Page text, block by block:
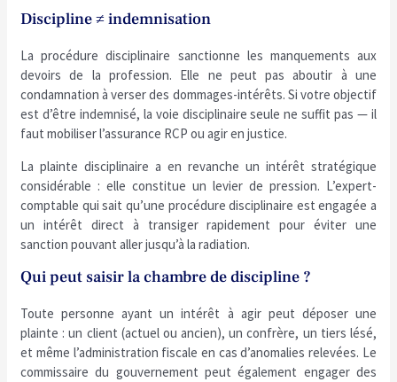
Discipline ≠ indemnisation
La procédure disciplinaire sanctionne les manquements aux
devoirs de la profession. Elle ne peut pas aboutir à une
condamnation à verser des dommages-intérêts. Si votre objectif
est d’être indemnisé, la voie disciplinaire seule ne suffit pas — il
faut mobiliser l’assurance RCP ou agir en justice.
La plainte disciplinaire a en revanche un intérêt stratégique
considérable : elle constitue un levier de pression. L’expert-
comptable qui sait qu’une procédure disciplinaire est engagée a
un intérêt direct à transiger rapidement pour éviter une
sanction pouvant aller jusqu’à la radiation.
Qui peut saisir la chambre de discipline ?
Toute personne ayant un intérêt à agir peut déposer une
plainte : un client (actuel ou ancien), un confrère, un tiers lésé,
et même l’administration fiscale en cas d’anomalies relevées. Le
commissaire du gouvernement peut également engager des